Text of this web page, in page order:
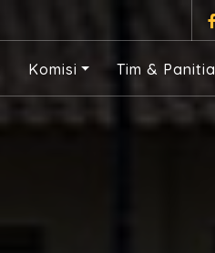
Komisi Tim & Panitia